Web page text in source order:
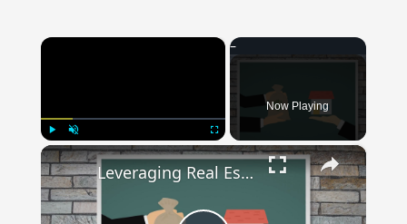
×
Play Unmute Fullscreen
Now Playing
×
Leveraging Real Estate as an Investment Opportunity